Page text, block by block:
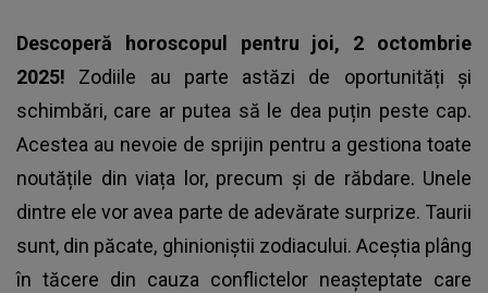
Descoperă horoscopul pentru joi, 2 octombrie
2025! Zodiile au parte astăzi de oportunități și
schimbări, care ar putea să le dea puțin peste cap.
Acestea au nevoie de sprijin pentru a gestiona toate
noutățile din viața lor, precum și de răbdare. Unele
dintre ele vor avea parte de adevărate surprize. Taurii
sunt, din păcate, ghinioniștii zodiacului. Aceștia plâng
în tăcere din cauza conflictelor neașteptate care